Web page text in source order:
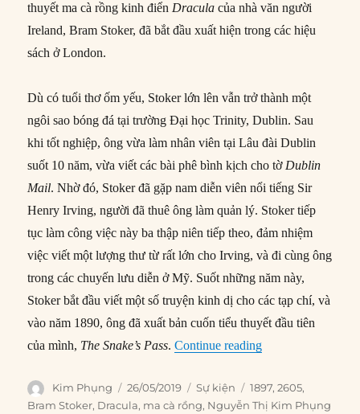
thuyết ma cà rồng kinh điểnDracula của nhà văn người
Ireland, Bram Stoker, đã bắt đầu xuất hiện trong các hiệu
sách ở London.
Dù có tuổi thơ ốm yếu, Stoker lớn lên vẫn trở thành một
ngôi sao bóng đá tại trường Đại học Trinity, Dublin. Sau
khi tốt nghiệp, ông vừa làm nhân viên tại Lâu đài Dublin
suốt 10 năm, vừa viết các bài phê bình kịch cho tờDublin
Mail. Nhờ đó, Stoker đã gặp nam diễn viên nổi tiếng Sir
Henry Irving, người đã thuê ông làm quản lý. Stoker tiếp
tục làm công việc này ba thập niên tiếp theo, đảm nhiệm
việc viết một lượng thư từ rất lớn cho Irving, và đi cùng ông
trong các chuyến lưu diễn ở Mỹ. Suốt những năm này,
Stoker bắt đầu viết một số truyện kinh dị cho các tạp chí, và
vào năm 1890, ông đã xuất bản cuốn tiểu thuyết đầu tiên
của mình, The Snake’s Pass.Continue reading“26/05/1897: Tiểu
Author
Kim Phụng
Posted
on
26/05/2019 Categories
Sự kiện Tags
1897,2605,
Bram Stoker, Dracula, ma cà rồng, Nguyễn Thị Kim Phụng